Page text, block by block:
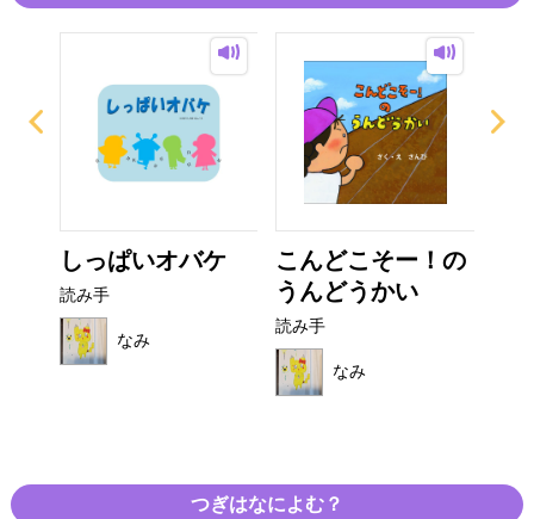
しっぱいオバケ
読み手
なみ
こんどこそー！の
うんどうかい
読み手
なみ
つぎはなによむ？